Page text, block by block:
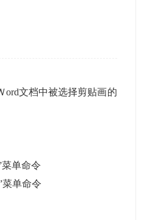
ord文档中被选择剪贴画的
单命令
单命令